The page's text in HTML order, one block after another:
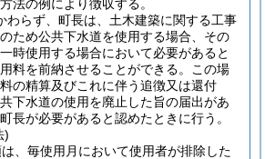
法の例により徴収する。
わらず、町長は、土木建築に関する工事
ため公共下水道を使用する場合、その
時使用する場合において必要があると
料を前納させることができる。
この場
の精算及びこれに伴う追徴又は還付
下水道の使用を廃止した旨の届出があ
長が必要があると認めたときに行う。
)
、毎使用月において使用者が排除した